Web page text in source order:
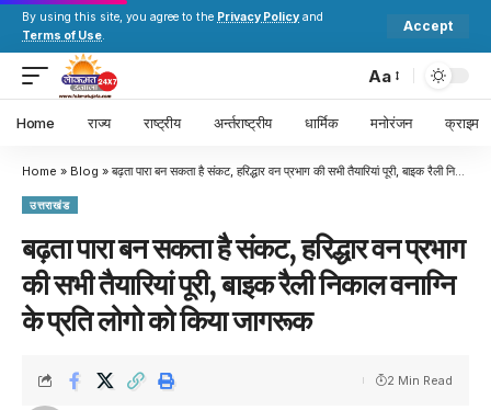
By using this site, you agree to the Privacy Policy and
Terms of Use.
Accept
Aa
Home राज्य राष्ट्रीय अर्न्तराष्ट्रीय धार्मिक मनोरंजन क्राइम
Home » Blog » बढ़ता पारा बन सकता है संकट, हरिद्धार वन प्रभाग की सभी तैयारियां पूरी, बाइक रैली निकाल वनाग्नि के प्रति लोगो को किया जागरूक
उत्तराखंड
बढ़ता पारा बन सकता है संकट, हरिद्धार वन प्रभाग
की सभी तैयारियां पूरी, बाइक रैली निकाल वनाग्नि
के प्रति लोगो को किया जागरूक
2 Min Read